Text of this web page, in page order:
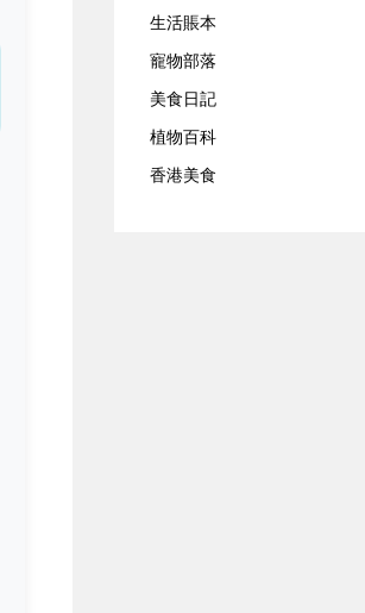
生活賬本
寵物部落
美食日記
植物百科
香港美食